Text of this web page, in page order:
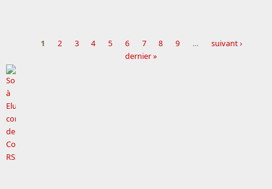
1 2 3 4 5 6 7 8 9 …
suivant ›
dernier »